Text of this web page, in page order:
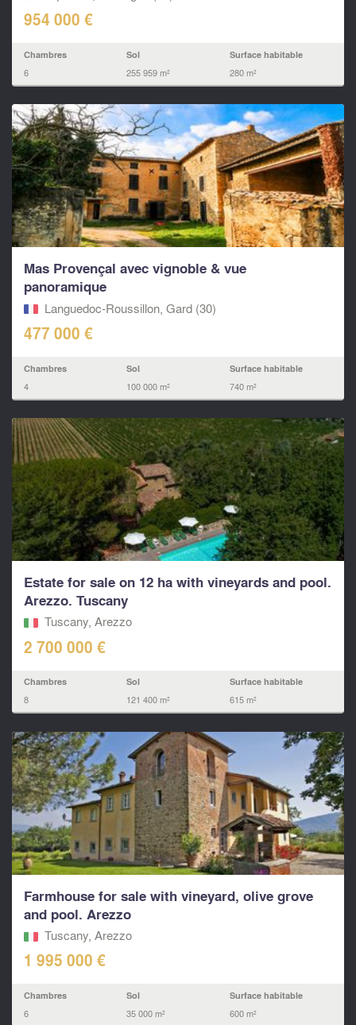
954 000 €
Chambres
6
Sol
255 959 m²
Surface habitable
280 m²
Mas Provençal avec vignoble & vue
panoramique
Languedoc-Roussillon, Gard (30)
477 000 €
Chambres
4
Sol
100 000 m²
Surface habitable
740 m²
Estate for sale on 12 ha with vineyards and pool.
Arezzo. Tuscany
Tuscany, Arezzo
2 700 000 €
Chambres
8
Sol
121 400 m²
Surface habitable
615 m²
Farmhouse for sale with vineyard, olive grove
and pool. Arezzo
Tuscany, Arezzo
1 995 000 €
Chambres
6
Sol
35 000 m²
Surface habitable
600 m²